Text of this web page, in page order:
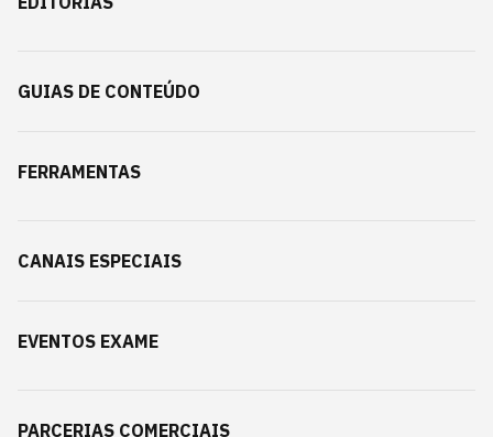
GUIAS DE CONTEÚDO
FERRAMENTAS
CANAIS ESPECIAIS
EVENTOS EXAME
PARCERIAS COMERCIAIS